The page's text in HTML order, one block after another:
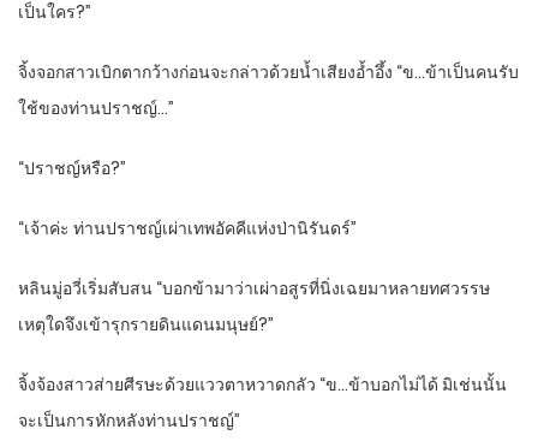
เป็นใคร?”
จิ้งจอกสาวเบิกตากว้างก่อนจะกล่าวด้วยน้ำเสียงอ้ำอึ้ง “ข…ข้าเป็นคนรับ
ใช้ของท่านปราชญ์…”
“ปราชญ์หรือ?”
“เจ้าค่ะ ท่านปราชญ์เผ่าเทพอัคคีแห่งป่านิรันดร์”
หลินมู่อวี่เริ่มสับสน “บอกข้ามาว่าเผ่าอสูรที่นิ่งเฉยมาหลายทศวรรษ
เหตุใดจึงเข้ารุกรายดินแดนมนุษย์?”
จิ้งจ้องสาวส่ายศีรษะด้วยแววตาหวาดกลัว “ข…ข้าบอกไม่ได้ มิเช่นนั้น
จะเป็นการหักหลังท่านปราชญ์”